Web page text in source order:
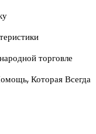
торговле
Которая Всегда